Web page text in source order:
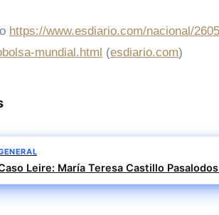
https://www.esdiario.com/nacional/
mundial.html (esdiario.com)
Leire: María Teresa Castillo